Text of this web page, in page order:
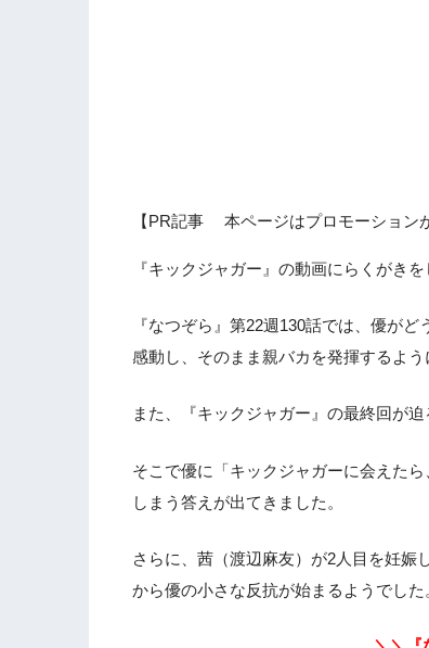
【PR記事 本ページはプロモーション
『キックジャガー』の動画にらくがき
『なつぞら』第22週130話では、優が
感動し、そのまま親バカを発揮するよう
また、『キックジャガー』の最終回が
そこで優に「キックジャガーに会えた
しまう答えが出てきました。
さらに、茜（渡辺麻友）が2人目を妊娠
から優の小さな反抗が始まるようでした